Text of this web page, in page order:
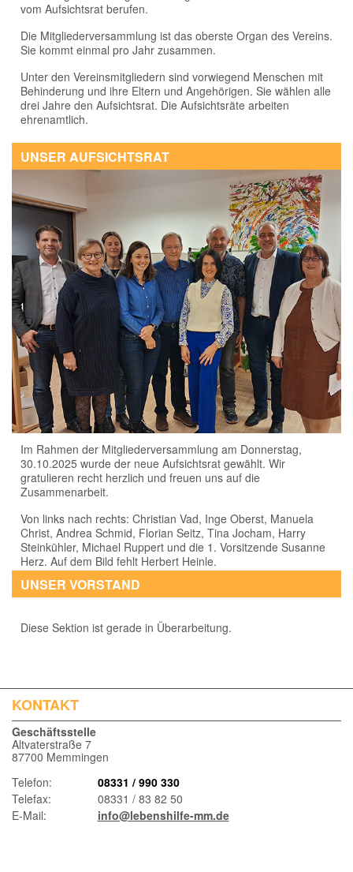
vom Aufsichtsrat berufen.
Die Mitgliederversammlung ist das oberste Organ des Vereins.
Sie kommt einmal pro Jahr zusammen.
Unter den Vereinsmitgliedern sind vorwiegend Menschen mit
Behinderung und ihre Eltern und Angehörigen. Sie wählen alle
drei Jahre den Aufsichtsrat. Die Aufsichtsräte arbeiten
ehrenamtlich.
UNSER AUFSICHTSRAT
Im Rahmen der Mitgliederversammlung am Donnerstag,
30.10.2025 wurde der neue Aufsichtsrat gewählt. Wir
gratulieren recht herzlich und freuen uns auf die
Zusammenarbeit.
Von links nach rechts: Christian Vad, Inge Oberst, Manuela
Christ, Andrea Schmid, Florian Seitz, Tina Jocham, Harry
Steinkühler, Michael Ruppert und die 1. Vorsitzende Susanne
Herz. Auf dem Bild fehlt Herbert Heinle.
UNSER VORSTAND
Diese Sektion ist gerade in Überarbeitung.
KONTAKT
Geschäftsstelle
Altvaterstraße 7
87700 Memmingen
Telefon:
08331 / 990 330
Telefax:
08331 / 83 82 50
E-Mail:
info@lebenshilfe-mm.de